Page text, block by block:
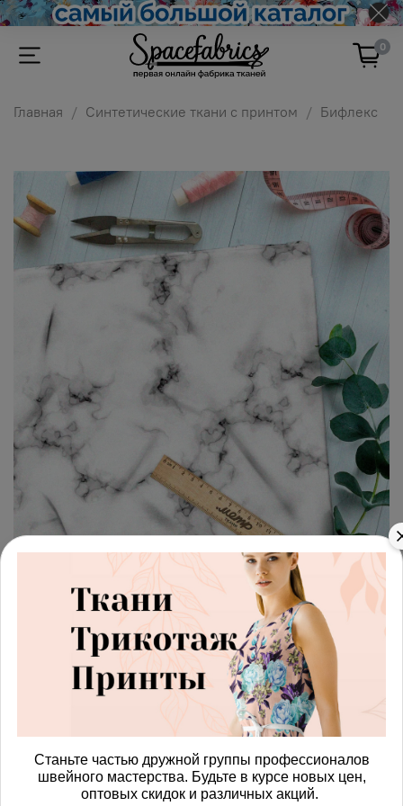
0
Главная Синтетические ткани с принтом Бифлекс
арт. 42871494_biflex
Ткань бифлекс белый мрамор
Получить доступ к оптовым ценам
697.00 руб
В корзину
Изменить масштаб
Станьте частью дружной группы профессионалов
швейного мастерства. Будьте в курсе новых цен,
оптовых скидок и различных акций.